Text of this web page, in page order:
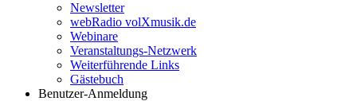
Newsletter
webRadio volXmusik.de
Webinare
Veranstaltungs-Netzwerk
Weiterführende Links
Gästebuch
Benutzer-Anmeldung